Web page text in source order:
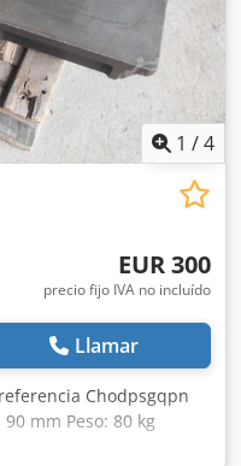
1 /4
EUR 300
precio fijo IVA no incluído
Llamar
Chodpsgqpn
mm Peso: 80 kg